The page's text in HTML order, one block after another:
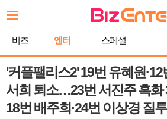
문
비즈 엔터 스페셜
'커플팰리스2' 19번 유혜원·12
서희 퇴소…23번 서진주 흑화
18번 배주희·24번 이상경 질투